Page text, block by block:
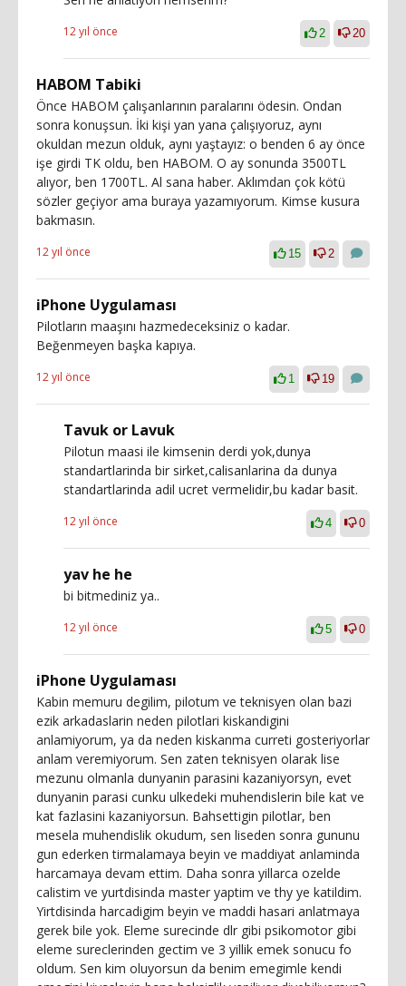
12 yıl önce 2 20
HABOM Tabiki
Önce HABOM çalışanlarının paralarını ödesin. Ondan
sonra konuşsun. İki kişi yan yana çalışıyoruz, aynı
okuldan mezun olduk, aynı yaştayız: o benden 6 ay önce
işe girdi TK oldu, ben HABOM. O ay sonunda 3500TL
alıyor, ben 1700TL. Al sana haber. Aklımdan çok kötü
sözler geçiyor ama buraya yazamıyorum. Kimse kusura
bakmasın.
12 yıl önce 15 2
iPhone Uygulaması
Pilotların maaşını hazmedeceksiniz o kadar.
Beğenmeyen başka kapıya.
12 yıl önce 1 19
Tavuk or Lavuk
Pilotun maasi ile kimsenin derdi yok,dunya
standartlarinda bir sirket,calisanlarina da dunya
standartlarinda adil ucret vermelidir,bu kadar basit.
12 yıl önce 4 0
yav he he
bi bitmediniz ya..
12 yıl önce 5 0
iPhone Uygulaması
Kabin memuru degilim, pilotum ve teknisyen olan bazi
ezik arkadaslarin neden pilotlari kiskandigini
anlamiyorum, ya da neden kiskanma curreti gosteriyorlar
anlam veremiyorum. Sen zaten teknisyen olarak lise
mezunu olmanla dunyanin parasini kazaniyorsyn, evet
dunyanin parasi cunku ulkedeki muhendislerin bile kat ve
kat fazlasini kazaniyorsun. Bahsettigin pilotlar, ben
mesela muhendislik okudum, sen liseden sonra gununu
gun ederken tirmalamaya beyin ve maddiyat anlaminda
harcamaya devam ettim. Daha sonra yillarca ozelde
calistim ve yurtdisinda master yaptim ve thy ye katildim.
Yirtdisinda harcadigim beyin ve maddi hasari anlatmaya
gerek bile yok. Eleme surecinde dlr gibi psikomotor gibi
eleme sureclerinden gectim ve 3 yillik emek sonucu fo
oldum. Sen kim oluyorsun da benim emegimle kendi